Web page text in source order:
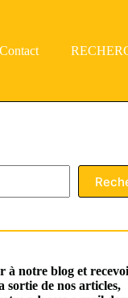
Contact
à notre blog et
sortie de nos articles,